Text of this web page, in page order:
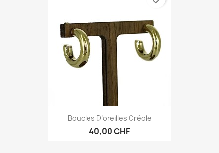
Boucles D’oreilles Créole
40,00 CHF